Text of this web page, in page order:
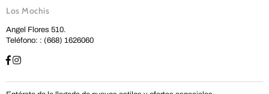
Los Mochis
Angel Flores 510.
Teléfono: : (668) 1626060